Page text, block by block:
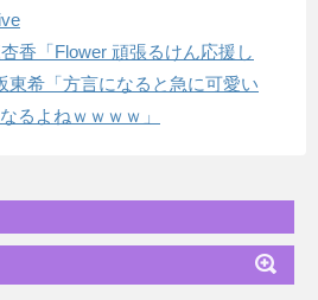
香「Flower 頑張るけん応援し
東希「方言になると急に可愛い
るよねｗｗｗｗ」